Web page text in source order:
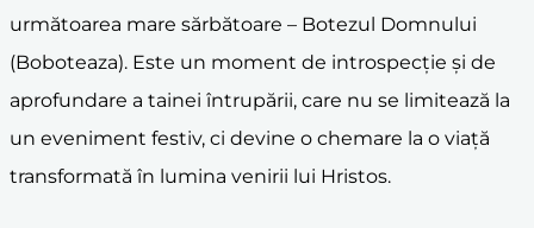
următoarea mare sărbătoare – Botezul Domnului
(Boboteaza). Este un moment de introspecție și de
aprofundare a tainei întrupării, care nu se limitează la
un eveniment festiv, ci devine o chemare la o viață
transformată în lumina venirii lui Hristos.